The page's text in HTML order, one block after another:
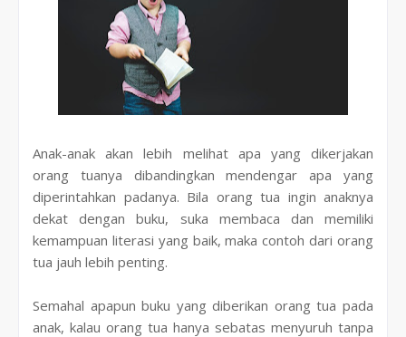
Anak-anak akan lebih melihat apa yang dikerjakan
orang tuanya dibandingkan mendengar apa yang
diperintahkan padanya. Bila orang tua ingin anaknya
dekat dengan buku, suka membaca dan memiliki
kemampuan literasi yang baik, maka contoh dari orang
tua jauh lebih penting.
Semahal apapun buku yang diberikan orang tua pada
anak, kalau orang tua hanya sebatas menyuruh tanpa